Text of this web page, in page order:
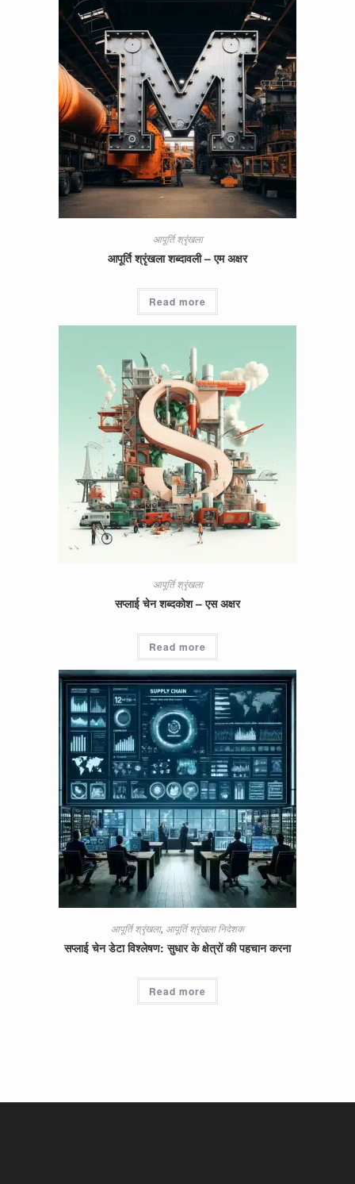
आपूर्ति श्रृंखला
आपूर्ति श्रृंखला शब्दावली – एम अक्षर
Read more
आपूर्ति श्रृंखला
सप्लाई चेन शब्दकोश – एस अक्षर
Read more
आपूर्ति श्रृंखला, आपूर्ति श्रृंखला निदेशक
सप्लाई चेन डेटा विश्लेषण: सुधार के क्षेत्रों की पहचान करना
Read more